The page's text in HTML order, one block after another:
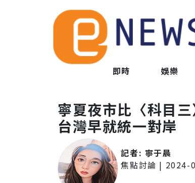
即時 娛樂
寧夏夜市比〈科目
台灣早就統一對岸
記者: 寧于晨
焦點討論 | 2024-